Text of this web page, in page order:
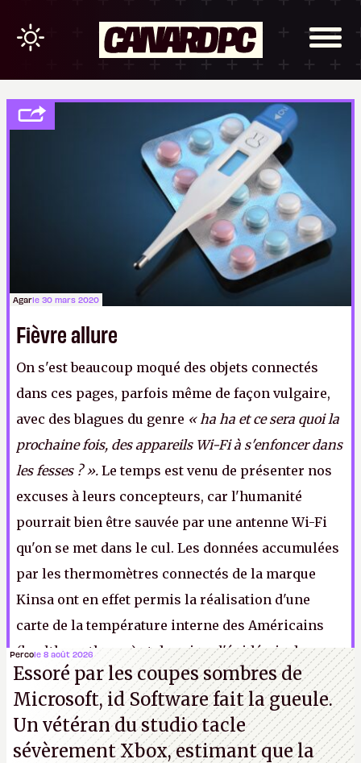
Agarle 30 mars 2020
Fièvre allure
On s'est beaucoup moqué des objets connectés
dans ces pages, parfois même de façon vulgaire,
avec des blagues du genre « ha ha et ce sera quoi la
prochaine fois, des appareils Wi-Fi à s'enfoncer dans
les fesses ? ». Le temps est venu de présenter nos
excuses à leurs concepteurs, car l'humanité
pourrait bien être sauvée par une antenne Wi-Fi
qu'on se met dans le cul. Les données accumulées
par les thermomètres connectés de la marque
Kinsa ont en effet permis la réalisation d'une
carte de la température interne des Américains
(healthweather.us) et de suivre l'épidémie de
Covid-19 en temps réel.LFS
Percole 8 août 2026
Essoré par les coupes sombres de
Microsoft, id Software fait la gueule.
Un vétéran du studiotacle
sévèrement Xbox, estimant que la